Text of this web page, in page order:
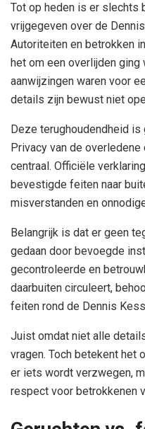
Tot op heden is er slechts
vrijgegeven over de
Autoriteiten en betrokken
het om een overlijden ging
aanwijzingen waren voor
details zijn bewust niet
Deze terughoudendheid
Privacy van de
centraal. Officiële
bevestigde feiten naar
misverstanden en
Belangrijk is dat er geen
gedaan door bevoegde
gecontroleerde en
daarbuiten circuleert,
feiten rond de Dennis
Juist omdat niet alle
vragen. Toch betekent het
er iets wordt verzwegen,
respect voor betrokkenen